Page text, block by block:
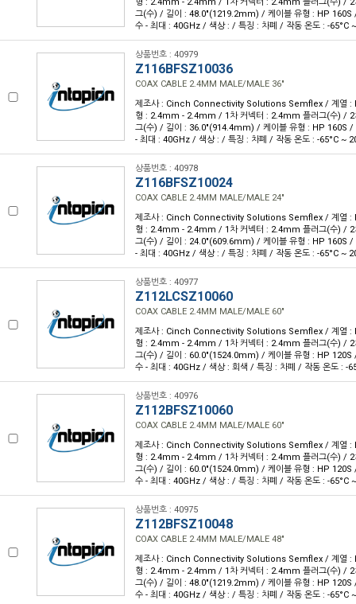
그(수) / 길이 : 48.0"(1219.2mm) / 케이블 유형 : HP 160S
수 - 최대 : 40GHz / 색상 : / 특징 : 차폐 / 작동 온도 : -65°C
상품번호 : 40979
Z116BFSZ10036
COAX CABLE 2.4MM MALE/MALE 36"
제조사 : Cinch Connectivity Solutions Semflex / 계열 :
형 : 2.4mm - 2.4mm / 1차 커넥터 : 2.4mm 플러그(수) / 2
그(수) / 길이 : 36.0"(914.4mm) / 케이블 유형 : HP 160S /
- 최대 : 40GHz / 색상 : / 특징 : 차폐 / 작동 온도 : -65°C ~
상품번호 : 40978
Z116BFSZ10024
COAX CABLE 2.4MM MALE/MALE 24"
제조사 : Cinch Connectivity Solutions Semflex / 계열 :
형 : 2.4mm - 2.4mm / 1차 커넥터 : 2.4mm 플러그(수) / 2
그(수) / 길이 : 24.0"(609.6mm) / 케이블 유형 : HP 160S /
- 최대 : 40GHz / 색상 : / 특징 : 차폐 / 작동 온도 : -65°C ~
상품번호 : 40977
Z112LCSZ10060
COAX CABLE 2.4MM MALE/MALE 60"
제조사 : Cinch Connectivity Solutions Semflex / 계열 :
형 : 2.4mm - 2.4mm / 1차 커넥터 : 2.4mm 플러그(수) / 2
그(수) / 길이 : 60.0"(1524.0mm) / 케이블 유형 : HP 120S
수 - 최대 : 40GHz / 색상 : 회색 / 특징 : 차폐 / 작동 온도 : -
상품번호 : 40976
Z112BFSZ10060
COAX CABLE 2.4MM MALE/MALE 60"
제조사 : Cinch Connectivity Solutions Semflex / 계열 :
형 : 2.4mm - 2.4mm / 1차 커넥터 : 2.4mm 플러그(수) / 2
그(수) / 길이 : 60.0"(1524.0mm) / 케이블 유형 : HP 120S
수 - 최대 : 40GHz / 색상 : / 특징 : 차폐 / 작동 온도 : -65°C
상품번호 : 40975
Z112BFSZ10048
COAX CABLE 2.4MM MALE/MALE 48"
제조사 : Cinch Connectivity Solutions Semflex / 계열 :
형 : 2.4mm - 2.4mm / 1차 커넥터 : 2.4mm 플러그(수) / 2
그(수) / 길이 : 48.0"(1219.2mm) / 케이블 유형 : HP 120S
수 - 최대 : 40GHz / 색상 : / 특징 : 차폐 / 작동 온도 : -65°C